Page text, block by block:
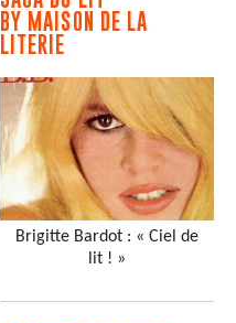
BY MAISON DE LA
LITERIE
Brigitte Bardot : « Ciel de
lit ! »